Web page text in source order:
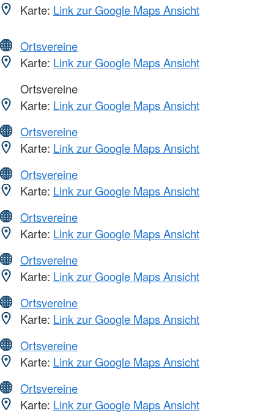
Karte: Link zur Google Maps Ansicht
Ortsvereine
Karte: Link zur Google Maps Ansicht
Ortsvereine
Karte: Link zur Google Maps Ansicht
Ortsvereine
Karte: Link zur Google Maps Ansicht
Ortsvereine
Karte: Link zur Google Maps Ansicht
Ortsvereine
Karte: Link zur Google Maps Ansicht
Ortsvereine
Karte: Link zur Google Maps Ansicht
Ortsvereine
Karte: Link zur Google Maps Ansicht
Ortsvereine
Karte: Link zur Google Maps Ansicht
Ortsvereine
Karte: Link zur Google Maps Ansicht